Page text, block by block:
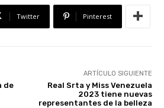
Twitter Pinterest
de
ARTÍCULO SIGUIENTE
Real Srta y Miss Venezuela
2023 tiene nuevas
representantes de la belleza